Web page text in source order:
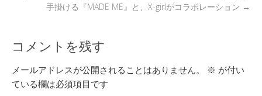
手掛ける『MADE ME』と、X-girlがコラボレーション →
コメントを残す
メールアドレスが公開されることはありません。 ※ が付い
ている欄は必須項目です